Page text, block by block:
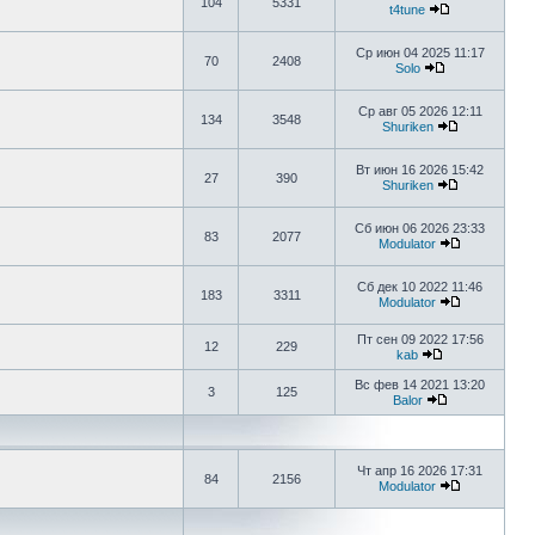
t4tune
70 2408
Ср июн 04 2025 11:17
Solo
134 3548
Ср авг 05 2026 12:11
Shuriken
27 390
Вт июн 16 2026 15:42
Shuriken
83 2077
Сб июн 06 2026 23:33
Modulator
183 3311
Сб дек 10 2022 11:46
Modulator
12 229
Пт сен 09 2022 17:56
kab
3 125
Вс фев 14 2021 13:20
Balor
84 2156
Чт апр 16 2026 17:31
Modulator